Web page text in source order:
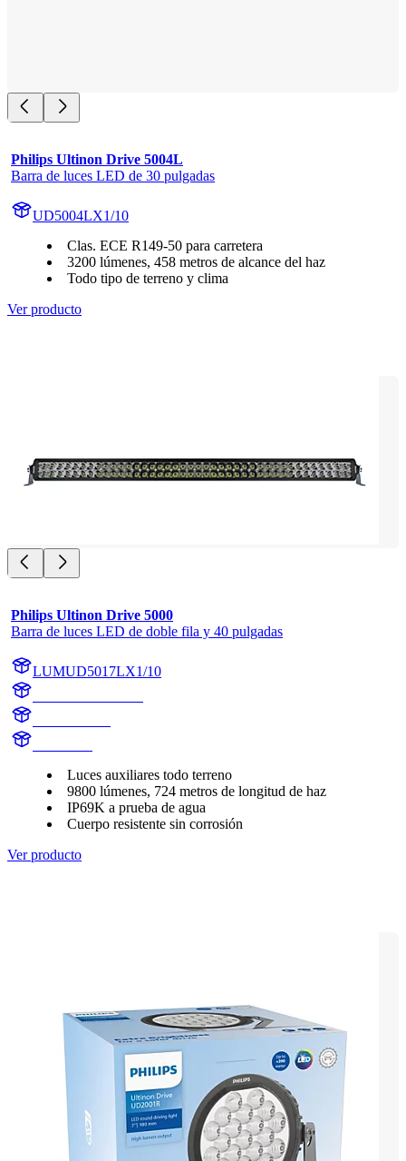
Philips Ultinon Drive 5004L
Barra de luces LED de 30 pulgadas
UD5004LX1/10
Clas. ECE R149-50 para carretera
3200 lúmenes, 458 metros de alcance del haz
Todo tipo de terreno y clima
Ver producto
Philips Ultinon Drive 5000
Barra de luces LED de doble fila y 40 pulgadas
LUMUD5017LX1/10
Luces auxiliares todo terreno
9800 lúmenes, 724 metros de longitud de haz
IP69K a prueba de agua
Cuerpo resistente sin corrosión
Ver producto